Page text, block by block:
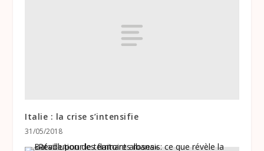
Italie : la crise s’intensifie
31/05/2018